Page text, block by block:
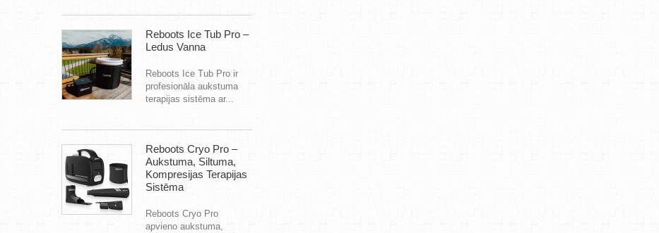
Reboots Ice Tub Pro –
Ledus Vanna
Reboots Ice Tub Pro ir
profesionāla aukstuma
terapijas sistēma ar...
Reboots Cryo Pro –
Aukstuma, Siltuma,
Kompresijas Terapijas
Sistēma
Reboots Cryo Pro
apvieno aukstuma,